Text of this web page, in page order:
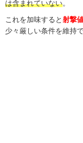
は含まれていない。
これを加味すると射撃
少々厳しい条件を維持